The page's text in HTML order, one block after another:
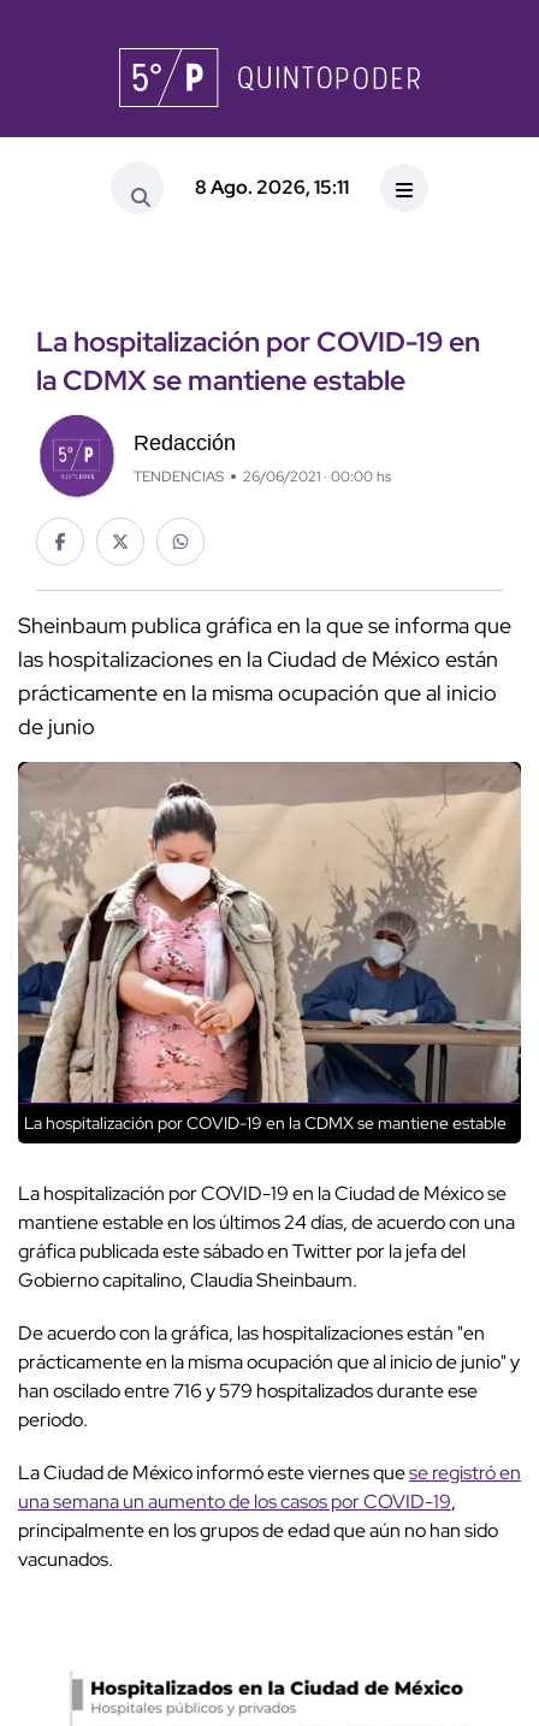
8 Ago. 2026, 15:11
La hospitalización por COVID-19 en
la CDMX se mantiene estable
Redacción
TENDENCIAS 26/06/2021 · 00:00 hs
Sheinbaum publica gráfica en la que se informa que
las hospitalizaciones en la Ciudad de México están
prácticamente en la misma ocupación que al inicio
de junio
La hospitalización por COVID-19 en la CDMX se mantiene estable
La hospitalización por COVID-19 en la Ciudad de México se
mantiene estable en los últimos 24 días, de acuerdo con una
gráfica publicada este sábado en Twitter por la jefa del
Gobierno capitalino, Claudia Sheinbaum.
De acuerdo con la gráfica, las hospitalizaciones están "en
prácticamente en la misma ocupación que al inicio de junio" y
han oscilado entre 716 y 579 hospitalizados durante ese
periodo.
La Ciudad de México informó este viernes quese registró en
una semana un aumento de los casos por COVID-19,
principalmente en los grupos de edad que aún no han sido
vacunados.